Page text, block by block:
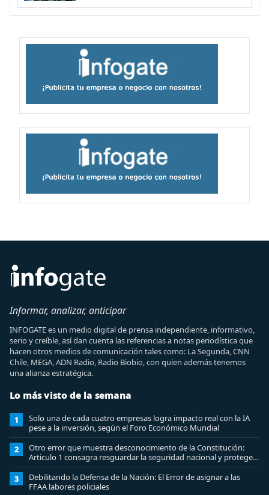
Informar, analizar, anticipar
INFOGATE es un medio digital de prensa independiente, informativo,
serio y creíble, así dan cuenta las referencias a notas periodística que
hacen otros medios de comunicación tales como: La Segunda, CNN
Chile, MEGA, ADN Radio, Radio Biobio, con quien además tenemos
una alianza estratégica.
Lo más visto de la semana
1
Solo una de cada cuatro empresas logra impacto real con la IA
pese a la inversión, según el Foro Económico Mundial
2
Otro error que muestra desconocimiento de la Constitución:
Articulo 1 consagra resguardar la seguridad nacional y proteger
a los ciudadanos
3
Debilitando la Defensa de la Nación: El Error de asignar a las
FFAA labores policiales